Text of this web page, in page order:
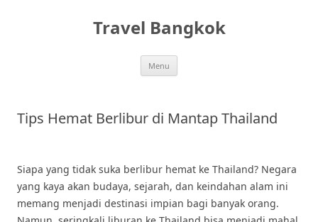
Travel Bangkok
Menu
Tips Hemat Berlibur di Mantap Thailand
Siapa yang tidak suka berlibur hemat ke Thailand? Negara
yang kaya akan budaya, sejarah, dan keindahan alam ini
memang menjadi destinasi impian bagi banyak orang.